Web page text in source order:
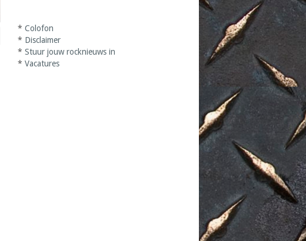
*Colofon
* Disclaimer
*Stuur jouw rocknieuws in
*Vacatures